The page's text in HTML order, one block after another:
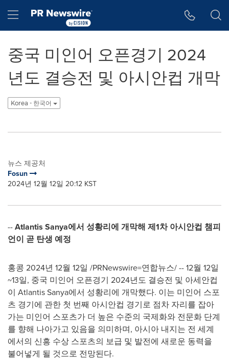
Hamburger menu
중국 미인어 오픈경기 2024
년도 결승전 및 아시안컵 개막
Korea - 한국어
뉴스 제공처
Fosun
2024년 12월 12일 20:12 KST
--Atlantis Sanya에서 성황리에 개막해 제1차 아시안컵 챔피
언이 곧 탄생 예정
홍콩 2024년 12월 12일 /PRNewswire=연합뉴스/ -- 12월 12일
~13일, 중국 미인어 오픈경기 2024년도 결승전 및 아세안컵
이 Atlantis Sanya에서 성황리에 개막했다. 이는 미인어 스포
츠 경기에 관한 첫 번째 아시안컵 경기로 점차 자리를 잡아
가는 미인어 스포츠가 더 높은 수준의 국제화와 전문화 단계
를 향해 나아가고 있음을 의미하며, 아시아 내지는 전 세계
에서의 신흥 수상 스포츠의 보급 및 발전에 새로운 동력을
불어넣게 될 것으로 전망된다.